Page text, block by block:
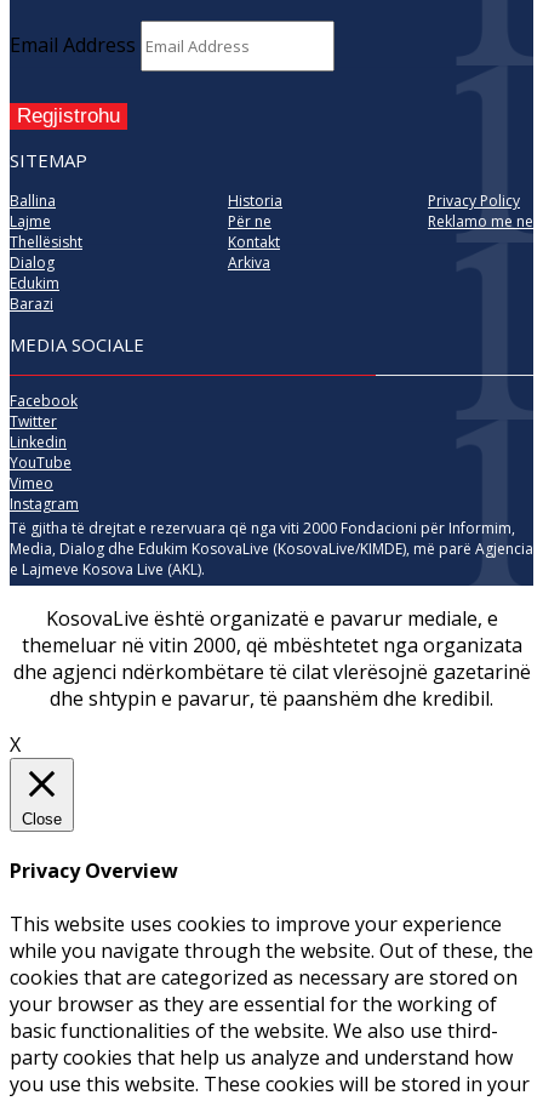
Email Address
Regjistrohu
SITEMAP
Ballina
Lajme
Thellësisht
Dialog
Edukim
Barazi
Historia
Për ne
Kontakt
Arkiva
Privacy Policy
Reklamo me ne
MEDIA SOCIALE
Facebook
Twitter
Linkedin
YouTube
Vimeo
Instagram
Të gjitha të drejtat e rezervuara që nga viti 2000 Fondacioni për Informim,
Media, Dialog dhe Edukim KosovaLive (KosovaLive/KIMDE), më parë Agjencia
e Lajmeve Kosova Live (AKL).
KosovaLive është organizatë e pavarur mediale, e
themeluar në vitin 2000, që mbështetet nga organizata
dhe agjenci ndërkombëtare të cilat vlerësojnë gazetarinë
dhe shtypin e pavarur, të paanshëm dhe kredibil.
X
Close
Privacy Overview
This website uses cookies to improve your experience
while you navigate through the website. Out of these, the
cookies that are categorized as necessary are stored on
your browser as they are essential for the working of
basic functionalities of the website. We also use third-
party cookies that help us analyze and understand how
you use this website. These cookies will be stored in your